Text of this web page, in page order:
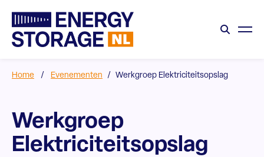
Home / Evenementen / Werkgroep Elektriciteitsopslag
Werkgroep
Elektriciteitsopslag